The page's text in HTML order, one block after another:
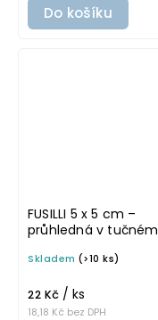
Do košíku
FUSILLI 5 x 5 cm –
průhledná v tučném
samolepka na
Skladem (>10 ks)
18,18 Kč bez DPH
22 Kč / ks